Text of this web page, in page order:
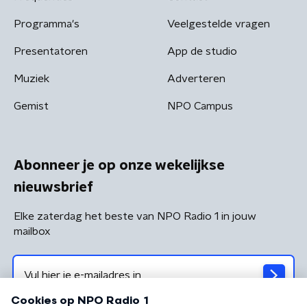
Programma's
Presentatoren
Muziek
Gemist
Veelgestelde vragen
App de studio
Adverteren
NPO Campus
Abonneer je op onze wekelijkse
nieuwsbrief
Elke zaterdag het beste van NPO Radio 1 in jouw
mailbox